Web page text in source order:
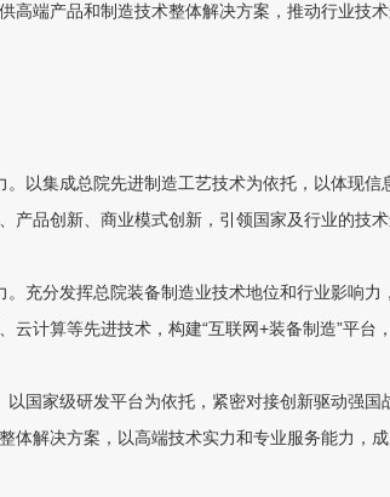
高端产品和制造技术整体解决方案，推动行业技
以集成总院先进制造工艺技术为依托，以体现信
产品创新、商业模式创新，引领国家及行业的技
充分发挥总院装备制造业技术地位和行业影响力
计算等先进技术，构建“互联网+装备制造”平台
国家级研发平台为依托，紧密对接创新驱动强国
体解决方案，以高端技术实力和专业服务能力，